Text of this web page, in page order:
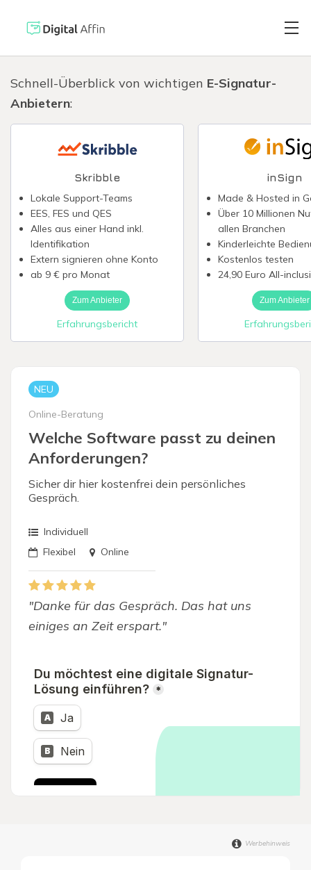
PRAXISORIENTIERTER
SOFTWARE-BLOG
Digitale
Virtuelle
Schnell-Überblick von wichtigen E-Signatur-
Anbietern:
Skribble
Lokale Support-Teams
EES, FES und QES
Alles aus einer Hand inkl.
Identifikation
Extern signieren ohne Konto
ab 9 € pro Monat
Zum Anbieter
Erfahrungsbericht
inSign
Made & Hosted in
Über 10 Millionen
allen Branchen
Kinderleichte
Kostenlos testen
24,90 Euro All-
Zum Anbieter
NEU
Online-Beratung
Welche Software passt zu deinen
Anforderungen?
Sicher dir hier kostenfrei dein persönliches
Gespräch.
Individuell
Flexibel
Online
"Danke für das Gespräch. Das hat uns
einiges an Zeit erspart."
Werbehinweis